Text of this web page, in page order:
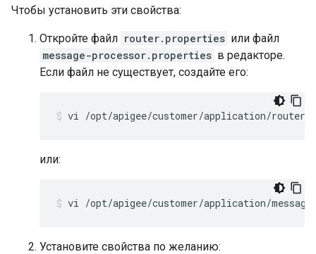
Чтобы установить эти свойства:
Откройте файл router.properties или файл
message-processor.properties в редакторе.
Если файл не существует, создайте его:
vi /opt/apigee/customer/application/
или:
vi /opt/apigee/customer/application/
Установите свойства по желанию: